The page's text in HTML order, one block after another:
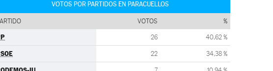
VOTOS POR PARTIDOS EN PARACUELLOS
VOTOS %
26 40,62 %
22 34,38 %